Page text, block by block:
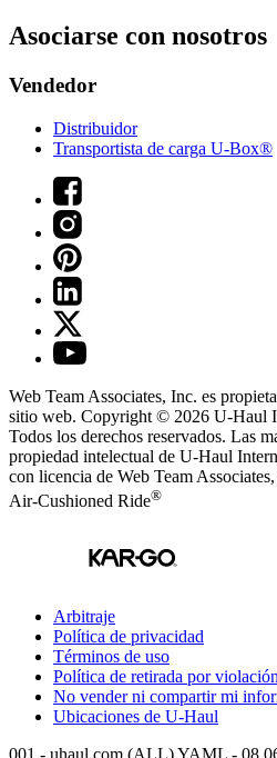
Asociarse con nosotros
Vendedor
Distribuidor
Transportista de carga U-Box®
Web Team Associates, Inc. es
sitio web. Copyright © 2026 U-Haul
Todos los derechos reservados. Las
propiedad intelectual de U-Haul
con licencia de Web Team
Air-Cushioned Ride®
Arbitraje
Política de privacidad
Términos de uso
Política de retirada por
No vender ni compartir mi
Ubicaciones de U-Haul
001 - uhaul.com (ALL) YAML -